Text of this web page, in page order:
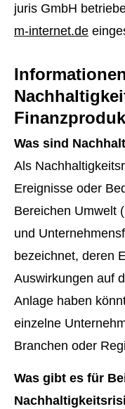
juris GmbH
m-internet.de
Was sind
Als
Ereignisse oder
Bereichen Umwelt
und
bezeichnet, deren
Auswirkungen auf
Anlage haben
einzelne
Branchen oder
Was gibt es für